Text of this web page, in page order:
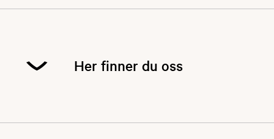
Her finner du oss